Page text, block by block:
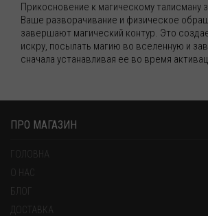
Прикосновение к магическому талисману
Ваше разворачивание и физическое
завершают магический контур. Это
искру, посылать магию во вселенную и
сначала устанавливая ее во время
ПРО МАГАЗИН
ГОЛОВНА
О НАС
ДОСТАВКА